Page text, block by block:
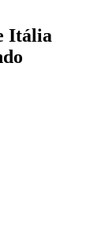
Itália